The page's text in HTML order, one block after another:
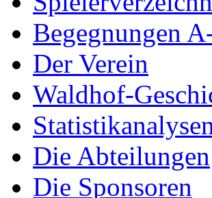
Begegnungen
Der Verein
Waldhof-
Die Abteilungen
Die Sponsoren